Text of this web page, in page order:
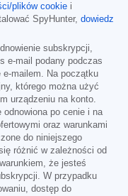
plików cookie i
SpyHunter, dowiedz
subskrypcji,
e-mail podany podczas
e-mailem. Na początku
którego można użyć
urządzeniu na konto.
odnowiona po cenie i na
oraz warunkami
do niniejszego
różnić w zależności od
że jesteś
W przypadku
dostęp do